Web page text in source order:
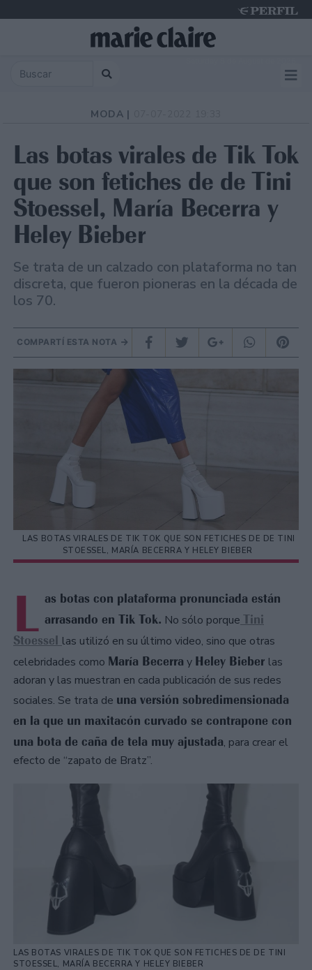
MODA |
Las botas virales de Tik Tok
que son fetiches de de Tini
Stoessel, María Becerra y
Heley Bieber
Se trata de un calzado con plataforma no tan
discreta, que fueron pioneras en la década de
los 70.
COMPARTÍ ESTA NOTA
LAS BOTAS VIRALES DE TIK TOK QUE SON FETICHES DE DE TINI
STOESSEL, MARÍA BECERRA Y HELEY BIEBER
L as botas con plataforma pronunciada están
arrasando en Tik Tok. No sólo porque Tini
Stoessel las utilizó en su último video, sino que otras
celebridades como María Becerra y Heley Bieber las
adoran y las muestran en cada publicación de sus redes
sociales. Se trata de una versión sobredimensionada
en la que un maxitacón curvado se contrapone con
una bota de caña de tela muy ajustada, para crear el
efecto de “zapato de Bratz”.
LAS BOTAS VIRALES DE TIK TOK QUE SON FETICHES DE DE TINI
STOESSEL, MARÍA BECERRA Y HELEY BIEBER